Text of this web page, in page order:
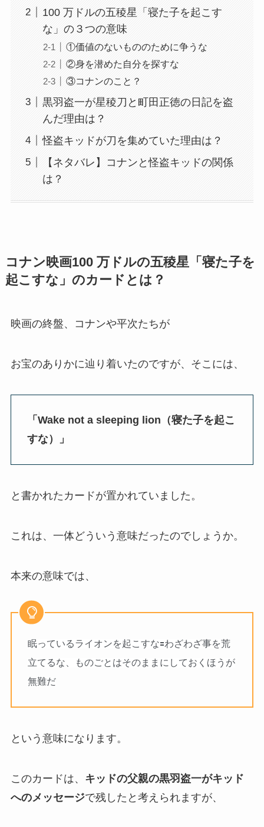
100 万ドルの五稜星「寝た子を起こす
な」の３つの意味
①価値のないもののために争うな
②身を潜めた自分を探すな
③コナンのこと？
黒羽盗一が星稜刀と町田正徳の日記を盗
んだ理由は？
怪盗キッドが刀を集めていた理由は？
【ネタバレ】コナンと怪盗キッドの関係
は？
コナン映画100 万ドルの五稜星「寝た子を
起こすな」のカードとは？
映画の終盤、コナンや平次たちが
お宝のありかに辿り着いたのですが、そこには、
「Wake not a sleeping lion（寝た子を起こ
すな）」
と書かれたカードが置かれていました。
これは、一体どういう意味だったのでしょうか。
本来の意味では、
眠っているライオンを起こすな🟰わざわざ事を荒
立てるな、ものごとはそのままにしておくほうが
無難だ
という意味になります。
このカードは、 キッドの父親の黒羽盗一がキッド
へのメッセージで残したと考えられますが、